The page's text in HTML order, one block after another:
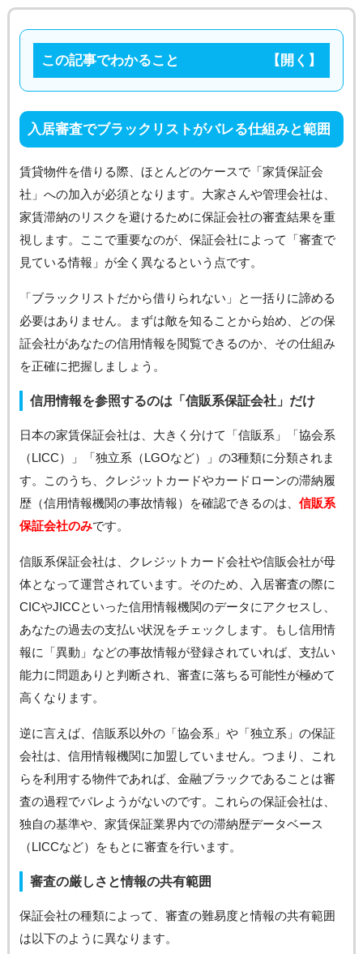
この記事でわかること
入居審査でブラックリストがバレる仕組みと範囲
賃貸物件を借りる際、ほとんどのケースで「家賃保証会
社」への加入が必須となります。大家さんや管理会社は、
家賃滞納のリスクを避けるために保証会社の審査結果を重
視します。ここで重要なのが、保証会社によって「審査で
見ている情報」が全く異なるという点です。
「ブラックリストだから借りられない」と一括りに諦める
必要はありません。まずは敵を知ることから始め、どの保
証会社があなたの信用情報を閲覧できるのか、その仕組み
を正確に把握しましょう。
信用情報を参照するのは「信販系保証会社」だけ
日本の家賃保証会社は、大きく分けて「信販系」「協会系
（LICC）」「独立系（LGOなど）」の3種類に分類されま
す。このうち、クレジットカードやカードローンの滞納履
歴（信用情報機関の事故情報）を確認できるのは、 信販系
保証会社のみです。
信販系保証会社は、クレジットカード会社や信販会社が母
体となって運営されています。そのため、入居審査の際に
CICやJICCといった信用情報機関のデータにアクセスし、
あなたの過去の支払い状況をチェックします。もし信用情
報に「異動」などの事故情報が登録されていれば、支払い
能力に問題ありと判断され、審査に落ちる可能性が極めて
高くなります。
逆に言えば、信販系以外の「協会系」や「独立系」の保証
会社は、信用情報機関に加盟していません。つまり、これ
らを利用する物件であれば、金融ブラックであることは審
査の過程でバレようがないのです。これらの保証会社は、
独自の基準や、家賃保証業界内での滞納歴データベース
（LICCなど）をもとに審査を行います。
審査の厳しさと情報の共有範囲
保証会社の種類によって、審査の難易度と情報の共有範囲
は以下のように異なります。